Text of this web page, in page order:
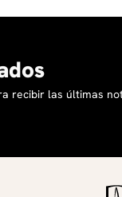
recibir las últimas